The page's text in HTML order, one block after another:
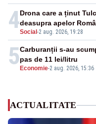
4Social -2 aug. 2026, 19:28
Drona care a ținut
deasupra apelor
5 Economie-2 aug. 2026, 15:36
Carburanții s-au
pas de 11 lei/litru
ACTUALITATE